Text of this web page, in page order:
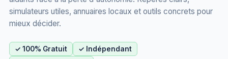
simulateurs utiles, annuaires locaux et outils concrets pour
mieux décider.
✓ 100% Gratuit
✓ Indépendant